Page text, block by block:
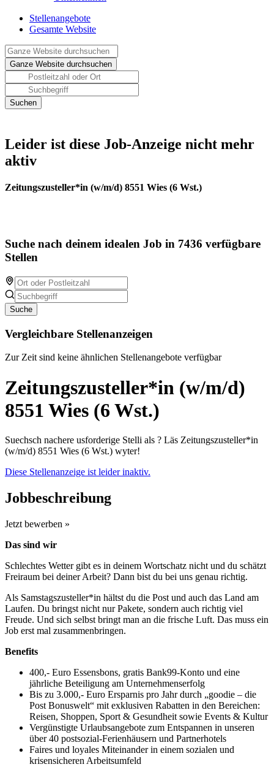
Stellenangebote
Gesamte Website
Leider ist diese Job-Anzeige nicht mehr
aktiv
Zeitungszusteller*in (w/m/d) 8551 Wies (6 Wst.)
Suche nach deinem idealen Job in 7436 verfügbare
Stellen
Suche
Vergleichbare Stellenanzeigen
Zur Zeit sind keine ähnlichen Stellenangebote verfügbar
Zeitungszusteller*in (w/m/d)
8551 Wies (6 Wst.)
Suechsch nachere usforderige Stelli als ? Läs Zeitungszusteller*in
(w/m/d) 8551 Wies (6 Wst.) wyter!
Diese Stellenanzeige ist leider inaktiv.
Jobbeschreibung
Jetzt bewerben »
Das sind wir
Schlechtes Wetter gibt es in deinem Wortschatz nicht und du schätzt
Freiraum bei deiner Arbeit? Dann bist du bei uns genau richtig.
Als Samstagszusteller*in hältst du die Post und auch das Land am
Laufen. Du bringst nicht nur Pakete, sondern auch richtig viel
Freude. Und sich selbst bringt man an die frische Luft. Das muss ein
Job erst mal zusammenbringen.
Benefits
400,- Euro Essensbons, gratis Bank99-Konto und eine
jährliche Beteiligung am Unternehmenserfolg
Bis zu 3.000,- Euro Ersparnis pro Jahr durch „goodie – die
Post Bonuswelt“ mit exklusiven Rabatten in den Bereichen:
Reisen, Shoppen, Sport & Gesundheit sowie Events & Kultur
Vergünstigte Urlaubsangebote zum Entspannen in unseren
über 40 postsozial-Ferienhäusern und Partnerhotels
Faires und loyales Miteinander in einem sozialen und
krisensicheren Arbeitsumfeld